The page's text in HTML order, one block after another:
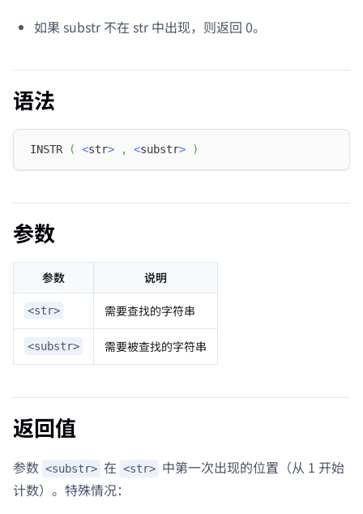
如果 substr 不在 str 中出现，则返回 0。
语法
INSTR ( <str> , <substr> )
参数
参数 说明
<str> 需要查找的字符串
<substr> 需要被查找的字符串
返回值
参数 <substr> 在 <str> 中第一次出现的位置（从 1 开始
计数）。特殊情况：